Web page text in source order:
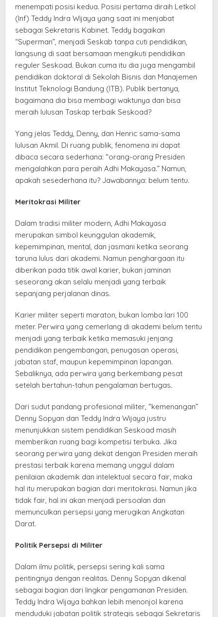
menempati posisi kedua. Posisi pertama diraih Letkol
(Inf) Teddy Indra Wijaya yang saat ini menjabat
sebagai Sekretaris Kabinet. Teddy bagaikan
“Superman”, menjadi Seskab tanpa cuti pendidikan,
langsung di saat bersamaan mengikuti pendidikan
reguler Seskoad. Bukan cuma itu dia juga mengambil
pendidikan doktoral di Sekolah Bisnis dan Manajemen
Institut Teknologi Bandung (ITB). Publik bertanya,
bagaimana dia bisa membagi waktunya dan bisa
meraih lulusan Taskap terbaik Seskoad?
Yang jelas Teddy, Denny, dan Henric sama-sama
lulusan Akmil. Di ruang publik, fenomena ini dapat
dibaca secara sederhana: “orang-orang Presiden
mengalahkan para peraih Adhi Makayasa.” Namun,
apakah sesederhana itu? Jawabannya: belum tentu.
Meritokrasi Militer
Dalam tradisi militer modern, Adhi Makayasa
merupakan simbol keunggulan akademik,
kepemimpinan, mental, dan jasmani ketika seorang
taruna lulus dari akademi. Namun penghargaan itu
diberikan pada titik awal karier, bukan jaminan
seseorang akan selalu menjadi yang terbaik
sepanjang perjalanan dinas.
Karier militer seperti maraton, bukan lomba lari 100
meter. Perwira yang cemerlang di akademi belum tentu
menjadi yang terbaik ketika memasuki jenjang
pendidikan pengembangan, penugasan operasi,
jabatan staf, maupun kepemimpinan lapangan.
Sebaliknya, ada perwira yang berkembang pesat
setelah bertahun-tahun pengalaman bertugas.
Dari sudut pandang profesional militer, “kemenangan”
Denny Sopyan dan Teddy Indra Wijaya justru
menunjukkan sistem pendidikan Seskoad masih
memberikan ruang bagi kompetisi terbuka. Jika
seorang perwira yang dekat dengan Presiden meraih
prestasi terbaik karena memang unggul dalam
penilaian akademik dan intelektual secara fair, maka
hal itu merupakan bagian dari meritokrasi. Namun jika
tidak fair, hal ini akan menjadi persoalan dan
memunculkan persepsi yang merugikan Angkatan
Darat.
Politik Persepsi di Militer
Dalam ilmu politik, persepsi sering kali sama
pentingnya dengan realitas. Denny Sopyan dikenal
sebagai bagian dari lingkar pengamanan Presiden.
Teddy Indra Wijaya bahkan lebih menonjol karena
menduduki jabatan politik strategis sebagai Sekretaris